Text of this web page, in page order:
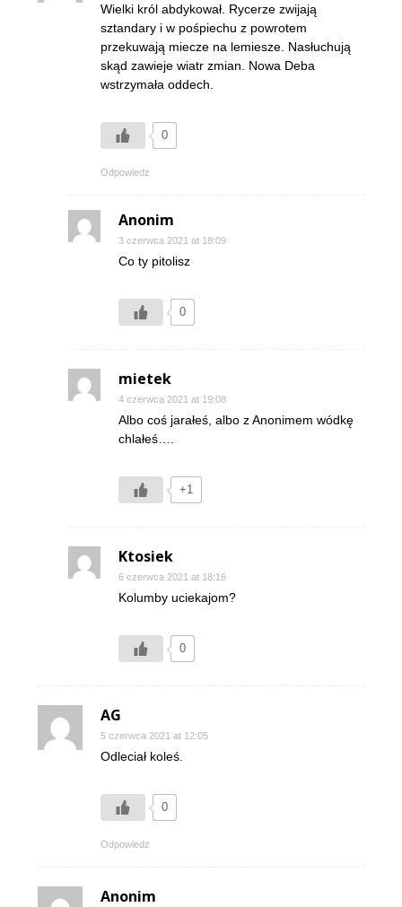
Wielki król abdykował. Rycerze zwijają
sztandary i w pośpiechu z powrotem
przekuwają miecze na lemiesze. Nasłuchują
skąd zawieje wiatr zmian. Nowa Deba
wstrzymała oddech.
0
Odpowiedz
Anonim
3 czerwca 2021 at 18:09
Co ty pitolisz
0
mietek
4 czerwca 2021 at 19:08
Albo coś jarałeś, albo z Anonimem wódkę
chlałeś….
+1
Ktosiek
6 czerwca 2021 at 18:16
Kolumby uciekajom?
0
AG
5 czerwca 2021 at 12:05
Odleciał koleś.
0
Odpowiedz
Anonim